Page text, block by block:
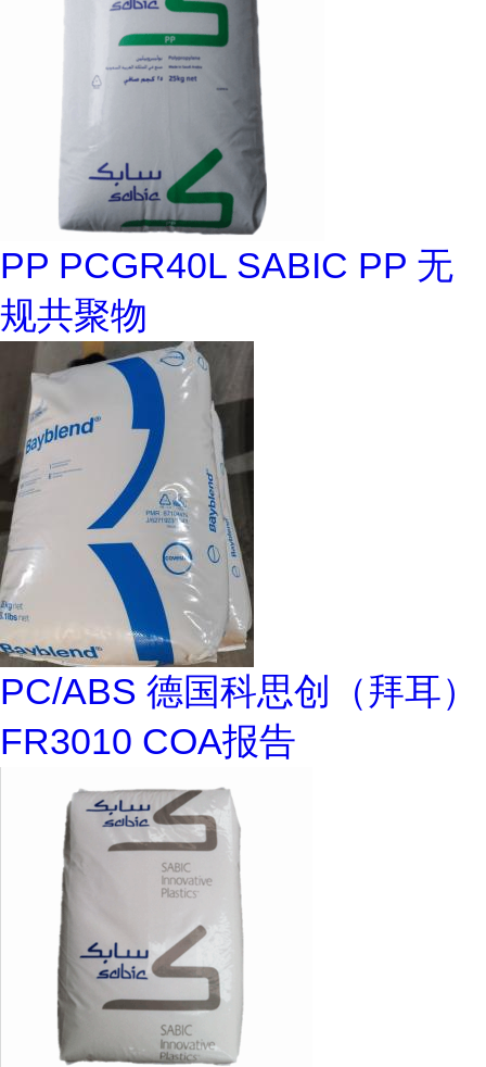
PP PCGR40L SABIC PP 无
规共聚物
PC/ABS 德国科思创（拜耳）
FR3010 COA报告